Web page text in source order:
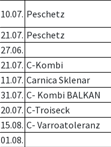
10.07. Peschetz
21.07. Peschetz
27.06.
21.07. C-Kombi
11.07. Carnica Sklenar
31.07. C- Kombi BALKAN
20.07. C-Troiseck
15.08. C- Varroatoleranz
01.08.